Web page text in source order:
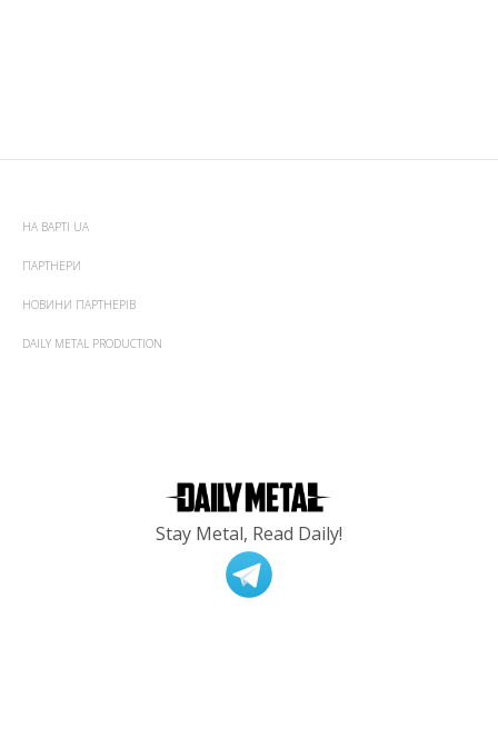
НА ВАРТІ UA
ПАРТНЕРИ
НОВИНИ ПАРТНЕРІВ
DAILY METAL PRODUCTION
Stay Metal, Read Daily!